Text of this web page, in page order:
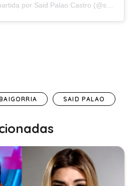
Una publicación compartida por Said Palao Castro (@saidpalao_fit)
SAID PALAO